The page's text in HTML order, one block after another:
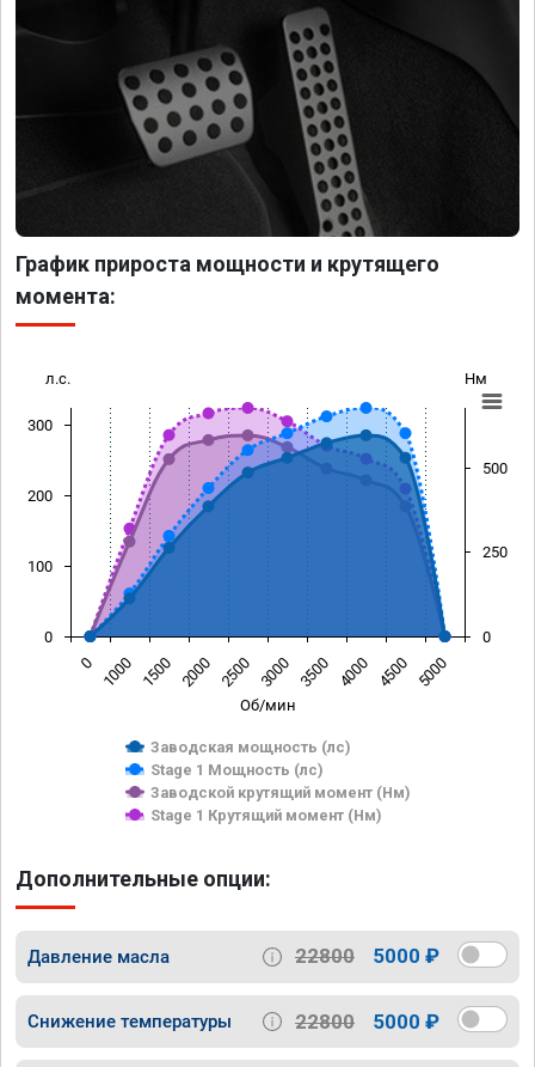
График прироста мощности и крутящего
момента:
Об/мин
л.с. Нм
Заводская мощность (лс)
Stage 1 Мощность (лс)
Заводской крутящий момент (Нм)
Stage 1 Крутящий момент (Нм)
0 1000 1500 2000 2500 3000 3500 4000 4500 5000
0
100
200
300
0
250
500
Дополнительные опции:
Давление масла 22800 5000 ₽
Снижение температуры 22800 5000 ₽